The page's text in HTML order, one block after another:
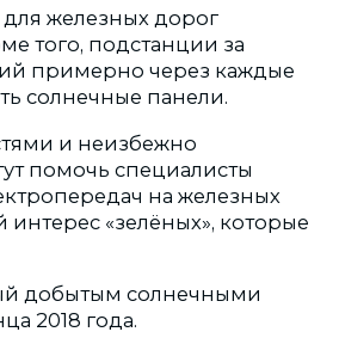
железных дорог
того, подстанции за
примерно через каждые
солнечные панели.
и неизбежно
помочь специалисты
на железных
«зелёных», которые
добытым солнечными
2018 года.